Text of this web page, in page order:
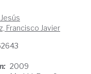
Francisco Javier
2009